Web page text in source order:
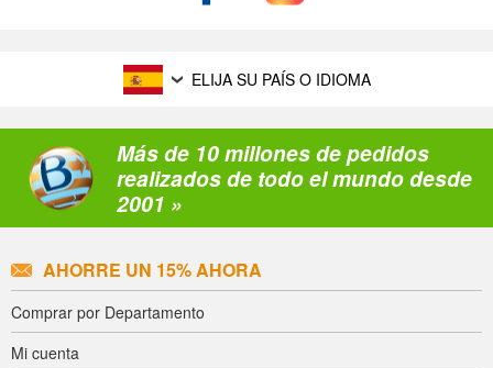
ELIJA SU PAÍS O IDIOMA
Más de 10 millones de pedidos
realizados de todo el mundo desde
2001 »
AHORRE UN 15% AHORA
Comprar por Departamento
Mi cuenta